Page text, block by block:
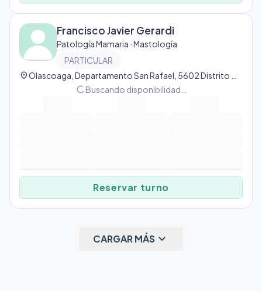
Francisco Javier Gerardi
Patología Mamaria · Mastología
PARTICULAR
location_on
progress_activityBuscando disponibilidad…
Reservar turno
CARGAR MÁS keyboard_arrow_down